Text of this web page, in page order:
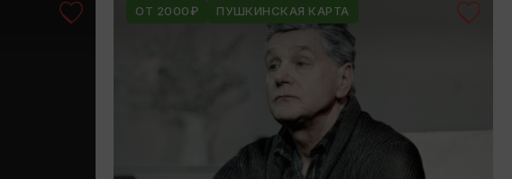
ОТ 2000₽ ПУШКИНСКАЯ КАРТА